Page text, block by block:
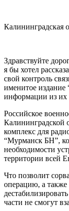
Калининградская
Здравствуйте
я бы хотел
свой контроль
именитое издание
информации из их
Российское
Калининградской
комплекс для
“Мурманск БН”,
необходимости
территории всей
Что позволит
операцию, а также
части не смогут